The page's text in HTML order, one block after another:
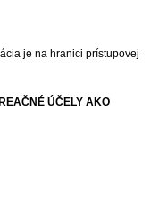
je na hranici prístupovej
ÚČELY AKO